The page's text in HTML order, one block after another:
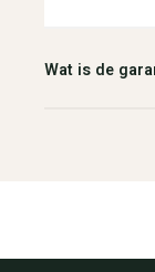
Wat is de